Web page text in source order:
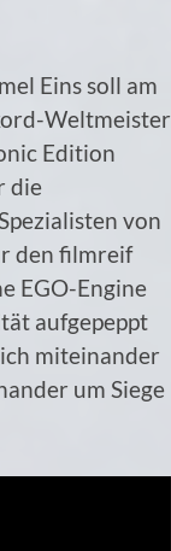
Eins soll am
Weltmeister
Edition
die
von
den filmreif
EGO-Engine
aufgepeppt
miteinander
um Siege